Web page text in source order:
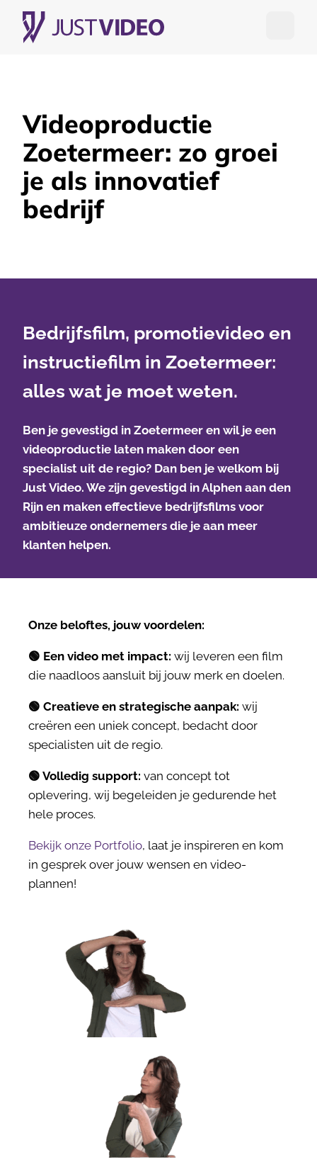
Videoproductie
Zoetermeer: zo groei
je als innovatief
bedrijf
Bedrijfsfilm, promotievideo en
instructiefilm in Zoetermeer:
alles wat je moet weten.
Ben je gevestigd in Zoetermeer en wil je een
videoproductie laten maken door een
specialist uit de regio? Dan ben je welkom bij
Just Video. We zijn gevestigd in Alphen aan den
Rijn en maken effectieve bedrijfsfilms voor
ambitieuze ondernemers die je aan meer
klanten helpen.
Onze beloftes, jouw voordelen:
🟢 Een video met impact: wij leveren een film
die naadloos aansluit bij jouw merk en doelen.
🟢 Creatieve en strategische aanpak: wij
creëren een uniek concept, bedacht door
specialisten uit de regio.
🟢 Volledig support: van concept tot
oplevering, wij begeleiden je gedurende het
hele proces.
Bekijk onze Portfolio, laat je inspireren en kom
in gesprek over jouw wensen en video-
plannen!